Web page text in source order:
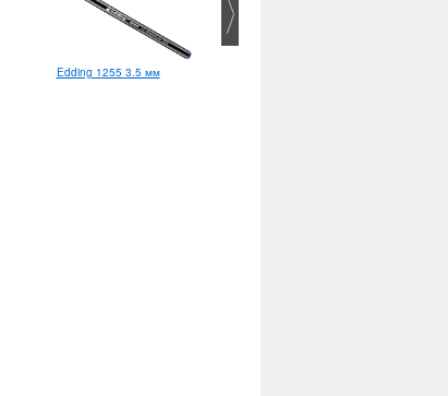
Edding 1255 3.5 мм